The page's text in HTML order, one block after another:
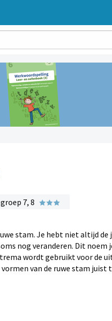
7, 8
stam. Je hebt niet altijd de
nog veranderen. Dit noem
wordt gebruikt voor de
van de ruwe stam juist